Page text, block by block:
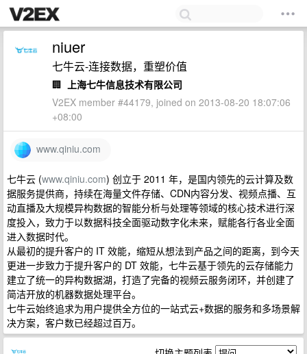
niuer
七牛云-连接数据，重塑价值
🏢 上海七牛信息技术有限公司
V2EX member #44179, joined on 2013-08-20 18:07:06
+08:00
www.qiniu.com
七牛云 (www.qiniu.com) 创立于 2011 年，是国内领先的云计算及数
据服务提供商，持续在海量文件存储、CDN内容分发、视频点播、互
动直播及大规模异构数据的智能分析与处理等领域的核心技术进行深
度投入，致力于以数据科技全面驱动数字化未来，赋能各行各业全面
进入数据时代。
从最初的提升客户的 IT 效能，缩短从想法到产品之间的距离，到今天
更进一步致力于提升客户的 DT 效能，七牛云基于领先的云存储能力
建立了统一的异构数据湖，打造了完备的视频云服务闭环，并创建了
简洁开放的机器数据处理平台。
七牛云始终追求为用户提供全方位的一站式云+数据的服务和多场景解
决方案，客户数已经超过百万。